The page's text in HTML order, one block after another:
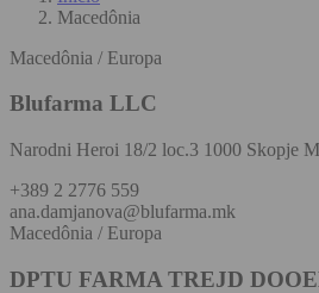
Macedônia
Macedônia / Europa
Blufarma LLC
Narodni Heroi 18/2 loc.3 1000 Skopje
+389 2 2776 559
ana.damjanova@blufarma.mk
Macedônia / Europa
DPTU FARMA TREJD